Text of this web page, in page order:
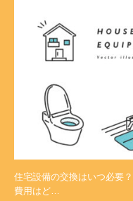
住宅設備の交換はいつ必要
費用はど…